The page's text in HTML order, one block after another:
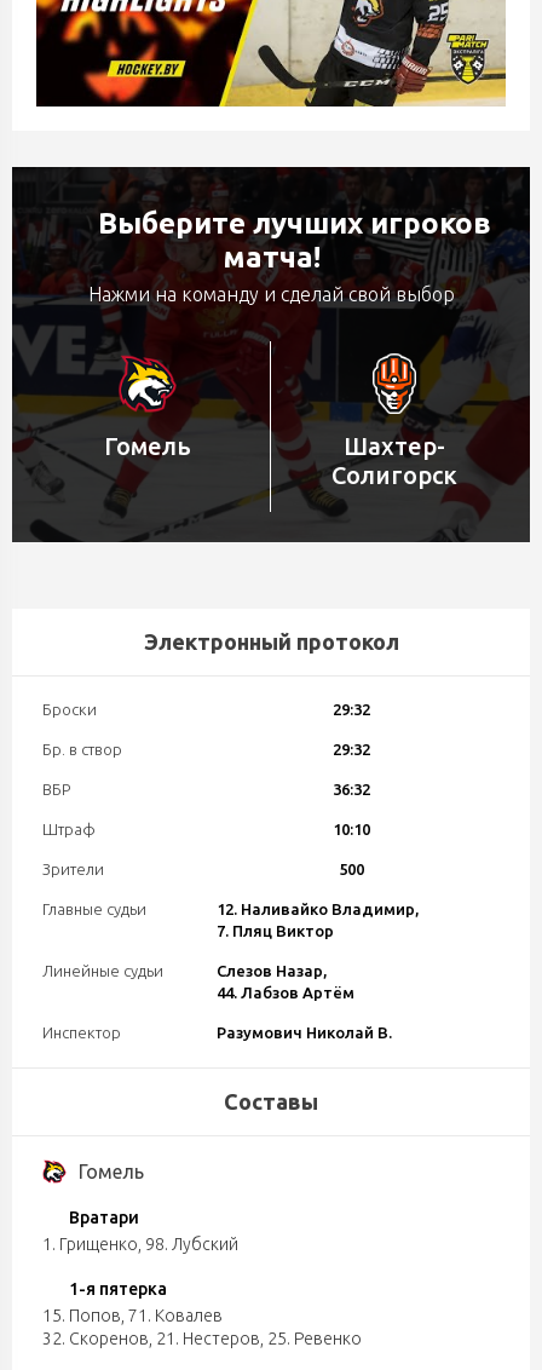
Выберите лучших игроков
матча!
Нажми на команду и сделай свой выбор
Гомель
Шахтер-
Солигорск
Электронный протокол
Броски 29:32
Бр. в створ 29:32
ВБР 36:32
Штраф 10:10
Зрители 500
Главные судьи
12. Наливайко Владимир,
7. Пляц Виктор
Линейные судьи
Слезов Назар,
44. Лабзов Артём
Инспектор Разумович Николай В.
Составы
Гомель
Вратари
1. Грищенко 98. Лубский
1-я пятерка
15. Попов 71. Ковалев
32. Скоренов 21. Нестеров 25. Ревенко